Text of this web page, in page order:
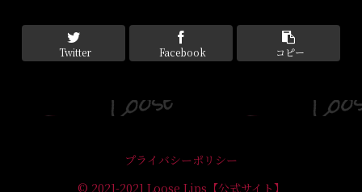
Twitter Facebook コピー
プライバシーポリシー
© 2021-2021 Loose Lips【公式サイト】